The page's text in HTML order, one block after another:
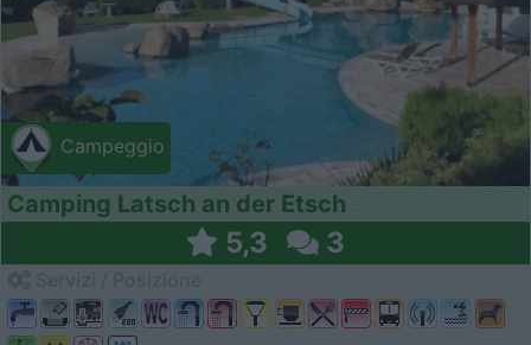
Campeggio
Camping Latsch an der Etsch
5,3 3